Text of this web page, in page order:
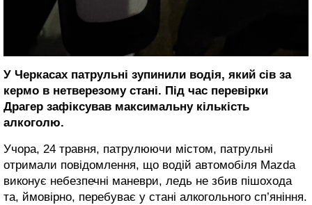
У Черкасах патрульні зупинили водія, який сів за
кермо в нетверезому стані. Під час перевірки
Драгер зафіксував максимальну кількість
алкоголю.
Учора, 24 травня, патрулюючи містом, патрульні
отримали повідомлення, що водій автомобіля Mazda
виконує небезпечні маневри, ледь не збив пішохода
та, ймовірно, перебуває у стані алкогольного сп’яніння.